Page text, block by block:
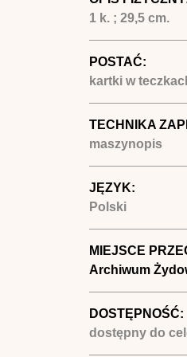
1 k. ; 29,5 cm.
POSTAĆ:
kartki w
TECHNIKA
maszynopis
JĘZYK:
Polski
MIEJSCE
Archiwum
DOSTĘPNOŚĆ:
dostępny do